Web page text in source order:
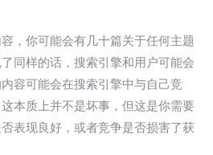
，你可能会有几十篇关于任何主题
同样的话，搜索引擎和用户可能会
容可能会在搜索引擎中与自己竞
本质上并不是坏事，但这是你需要
表现良好，或者竞争是否损害了获